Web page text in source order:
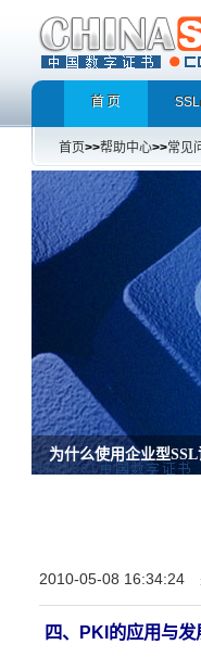
首 页
首页>>帮助中心>>常见
增强型证书EV SSL，
增强型证书EV SSL,赛门铁
2010-05-08 16:34:24
四、PKI的应用与发